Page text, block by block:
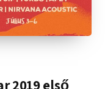
2019 első